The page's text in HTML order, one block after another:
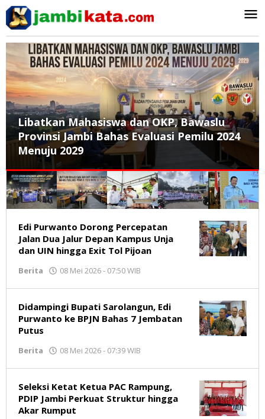
Lewati
konten
Libatkan Mahasiswa dan OKP, Bawaslu
Provinsi Jambi Bahas Evaluasi Pemilu 2024
Menuju 2029
Jambikata.com
Edi Purwanto Dorong Percepatan
Jalan Dua Jalur Depan Kampus Unja
dan UIN hingga Exit Tol Pijoan
Berita 08 Mei 2026 - 07:50 WIB
Didampingi Bupati Sarolangun, Edi
Purwanto ke BPJN Bahas 7 Jembatan
Putus
Berita 08 Mei 2026 - 07:39 WIB
Seleksi Ketat Ketua PAC Rampung,
PDIP Jambi Perkuat Struktur hingga
Akar Rumput